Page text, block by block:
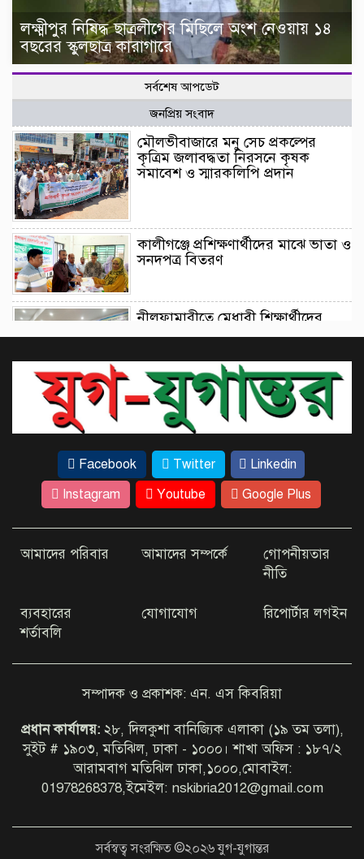
লক্ষ্মীপুর নিষিদ্ধ ছাত্রলীগের মিছিলে অংশ নেওয়ায় ১৪
বছরের স্কুলছাত্র কারাগারে
সর্বশেষ আপডেট
জনপ্রিয় সংবাদ
মৌলভীবাজারে মনু সেচ প্রকল্পের
কৃত্রিম জলাবদ্ধতা নিরসনে কৃষক
সমাবেশ ও স্মারকলিপি প্রদান
কালীগঞ্জে প্রশিক্ষণার্থীদের মাঝে ভাতা ও
সনদপত্র বিতরণ
নীলফামারীতে মেধাবী শিক্ষার্থীদের
শিক্ষাবৃত্তির চেক ও প্রশিক্ষণার্থীদের সনদ
টাঙ্গাইলে ধলেশ্বরী নদী থেকে অবৈধ
বালু উত্তোলন, হুমকিতে সেতু।
ঢাকার কেরানীগঞ্জের পাঁচ ইউনিয়নের
বর্জ্য ব্যবস্থাপনা নিয়ে বিশেষ সভা
অনুষ্ঠিত
প্রার্থী রাকিব হাসান রাজের উদ্যোগে
বৃক্ষরোপণ কর্মসূচি অনুষ্ঠিত
যাত্রাবাড়ী আইডিয়াল স্কুল অ্যান্ড
পালিত
কক্সবাজারের মহেশখালী সংরক্ষিত
বনভূমিতে সড়ক নির্মাণে হাইকোর্টের
Facebook Twitter
Linkedin
Instagram
Youtube Google Plus
আমাদের পরিবার আমাদের সম্পর্কে
গোপনীয়তার
নীতি
ব্যবহারের
শর্তাবলি
যোগাযোগ রিপোর্টার লগইন
সম্পাদক ও প্রকাশক: এন. এস কিবরিয়া
প্রধান কার্যালয়:২৮, দিলকুশা বানিজ্যিক এলাকা (১৯ তম তলা),
সুইট # ১৯০৩, মতিঝিল, ঢাকা - ১০০০। শাখা অফিস : ১৮৭/২
আরামবাগ মতিঝিল ঢাকা,১০০০,মোবাইল:
01978268378,ইমেইল: nskibria2012@gmail.com
সর্বস্বত্ব সংরক্ষিত ©২০২৬ যুগ-যুগান্তর